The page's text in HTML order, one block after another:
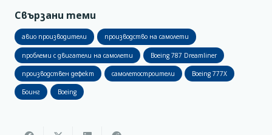
Свързани теми
авио производители производство на самолети
проблеми с двигатели на самолети Boeing 787 Dreamliner
производствен дефект самолетостроители Boeing 777X
Боинг Boeing